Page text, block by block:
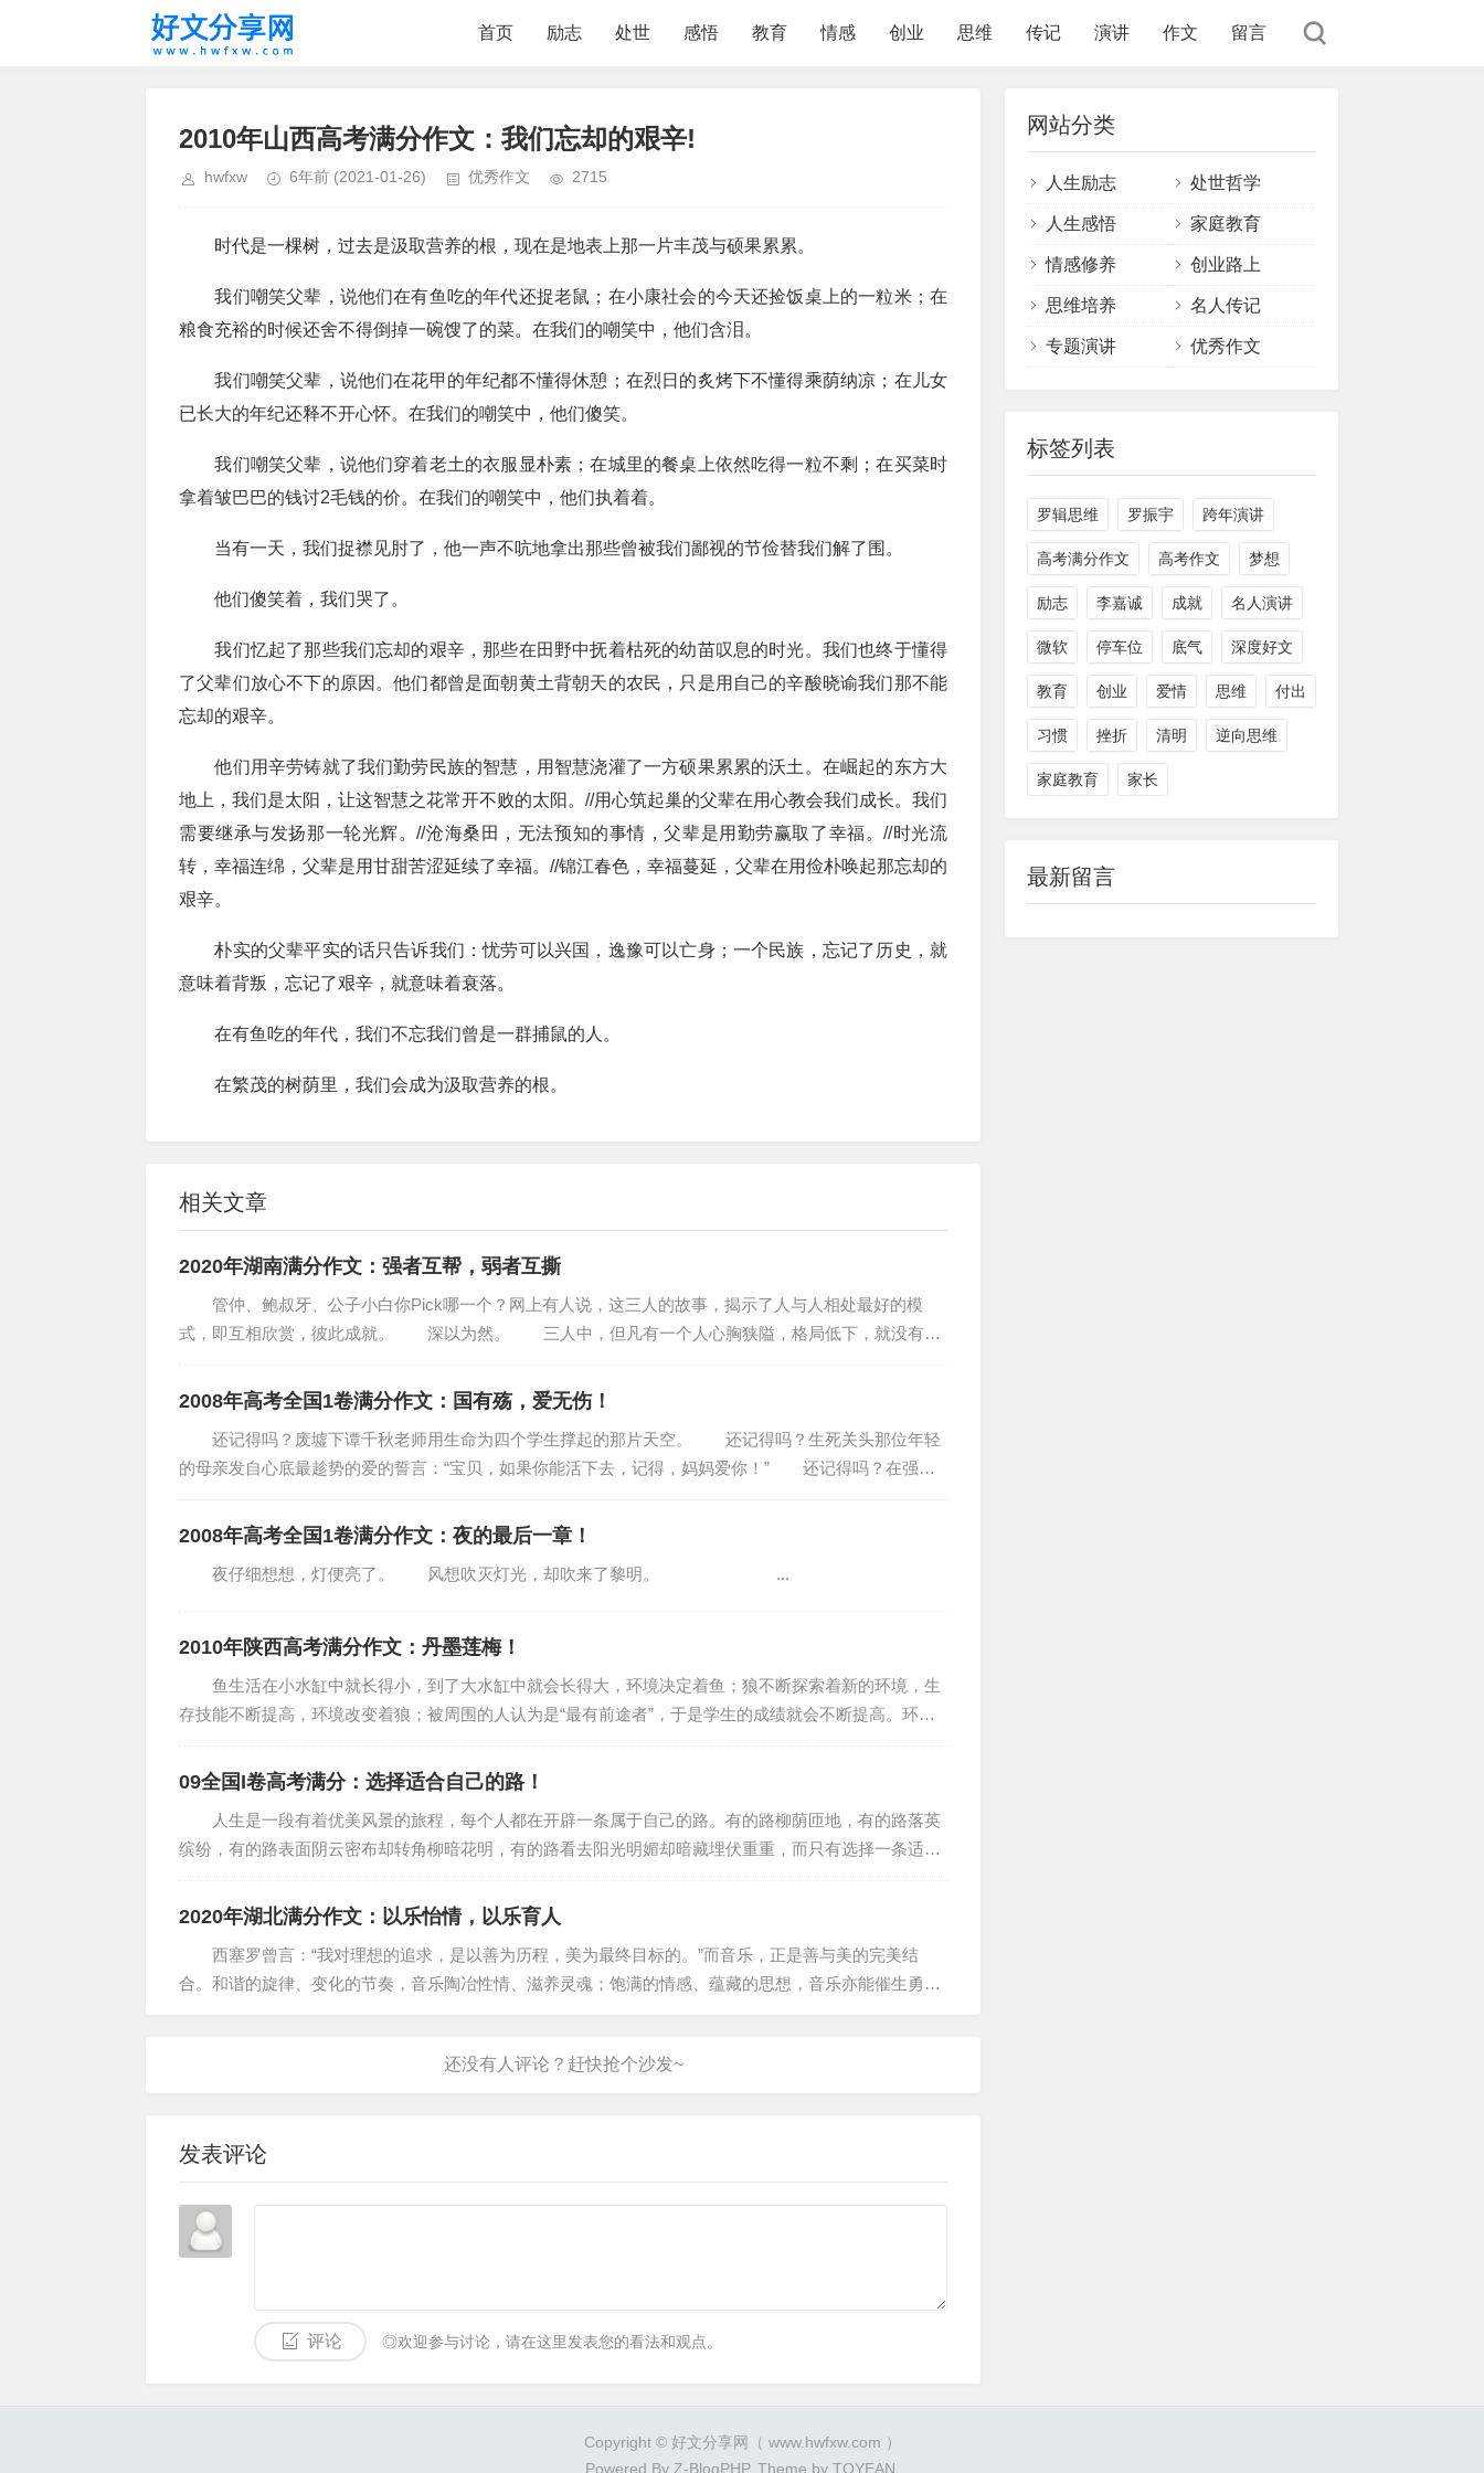
首页 励志 处世 感悟 教育 情感 创业 思维 传记 演讲 作文 留言
2010年山西高考满分作文：我们忘却的艰辛!
hwfxw 6年前 (2021-01-26) 优秀作文 2715
时代是一棵树，过去是汲取营养的根，现在是地表上那一片丰茂与硕果累累。
我们嘲笑父辈，说他们在有鱼吃的年代还捉老鼠；在小康社会的今天还捡饭桌上的一粒米；在
粮食充裕的时候还舍不得倒掉一碗馊了的菜。在我们的嘲笑中，他们含泪。
我们嘲笑父辈，说他们在花甲的年纪都不懂得休憩；在烈日的炙烤下不懂得乘荫纳凉；在儿女
已长大的年纪还释不开心怀。在我们的嘲笑中，他们傻笑。
我们嘲笑父辈，说他们穿着老土的衣服显朴素；在城里的餐桌上依然吃得一粒不剩；在买菜时
拿着皱巴巴的钱讨2毛钱的价。在我们的嘲笑中，他们执着着。
当有一天，我们捉襟见肘了，他一声不吭地拿出那些曾被我们鄙视的节俭替我们解了围。
他们傻笑着，我们哭了。
我们忆起了那些我们忘却的艰辛，那些在田野中抚着枯死的幼苗叹息的时光。我们也终于懂得
了父辈们放心不下的原因。他们都曾是面朝黄土背朝天的农民，只是用自己的辛酸晓谕我们那不能
忘却的艰辛。
他们用辛劳铸就了我们勤劳民族的智慧，用智慧浇灌了一方硕果累累的沃土。在崛起的东方大
地上，我们是太阳，让这智慧之花常开不败的太阳。//用心筑起巢的父辈在用心教会我们成长。我们
需要继承与发扬那一轮光辉。//沧海桑田，无法预知的事情，父辈是用勤劳赢取了幸福。//时光流
转，幸福连绵，父辈是用甘甜苦涩延续了幸福。//锦江春色，幸福蔓延，父辈在用俭朴唤起那忘却的
艰辛。
朴实的父辈平实的话只告诉我们：忧劳可以兴国，逸豫可以亡身；一个民族，忘记了历史，就
意味着背叛，忘记了艰辛，就意味着衰落。
在有鱼吃的年代，我们不忘我们曾是一群捕鼠的人。
在繁茂的树荫里，我们会成为汲取营养的根。
相关文章
2020年湖南满分作文：强者互帮，弱者互撕
管仲、鲍叔牙、公子小白你Pick哪一个？网上有人说，这三人的故事，揭示了人与人相处最好的模
式，即互相欣赏，彼此成就。 深以为然。 三人中，但凡有一个人心胸狭隘，格局低下，就没有春
秋五霸之首“九...
2008年高考全国1卷满分作文：国有殇，爱无伤！
还记得吗？废墟下谭千秋老师用生命为四个学生撑起的那片天空。 还记得吗？生死关头那位年轻
的母亲发自心底最趁势的爱的誓言：“宝贝，如果你能活下去，记得，妈妈爱你！” 还记得吗？在强烈
余震中依旧要返...
2008年高考全国1卷满分作文：夜的最后一章！
夜仔细想想，灯便亮了。 风想吹灭灯光，却吹来了黎明。 ...
2010年陕西高考满分作文：丹墨莲梅！
鱼生活在小水缸中就长得小，到了大水缸中就会长得大，环境决定着鱼；狼不断探索着新的环境，生
存技能不断提高，环境改变着狼；被周围的人认为是“最有前途者”，于是学生的成绩就会不断提高。环境
的确影响着人。...
09全国I卷高考满分：选择适合自己的路！
人生是一段有着优美风景的旅程，每个人都在开辟一条属于自己的路。有的路柳荫匝地，有的路落英
缤纷，有的路表面阴云密布却转角柳暗花明，有的路看去阳光明媚却暗藏埋伏重重，而只有选择一条适合
自己的路，才是最...
2020年湖北满分作文：以乐怡情，以乐育人
西塞罗曾言：“我对理想的追求，是以善为历程，美为最终目标的。”而音乐，正是善与美的完美结
合。和谐的旋律、变化的节奏，音乐陶冶性情、滋养灵魂；饱满的情感、蕴藏的思想，音乐亦能催生勇
发表评论
评论 ◎欢迎参与讨论，请在这里发表您的看法和观点。
网站分类
人生励志 处世哲学
人生感悟 家庭教育
情感修养 创业路上
思维培养 名人传记
专题演讲 优秀作文
标签列表
罗辑思维 罗振宇 跨年演讲
高考满分作文 高考作文 梦想
励志 李嘉诚 成就 名人演讲
微软 停车位 底气 深度好文
教育 创业 爱情 思维 付出
习惯 挫折 清明 逆向思维
家庭教育 家长
最新留言
Copyright © 好文分享网（ www.hwfxw.com ）
Powered By Z-BlogPHP. Theme by TOYEAN